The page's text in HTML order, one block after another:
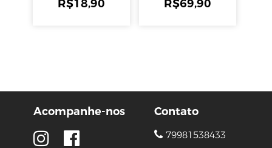
R$18,90 R$69,90
Acompanhe-nos Contato
79981538433